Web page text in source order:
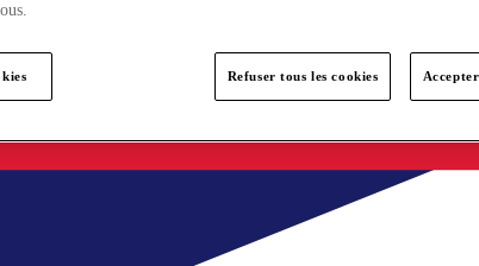
Refuser tous les cookies